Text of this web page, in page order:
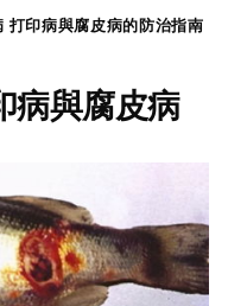
打印病與腐皮病的防治指南
病與腐皮病